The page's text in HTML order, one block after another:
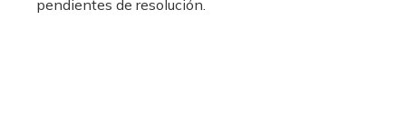
pendientes de resolución.